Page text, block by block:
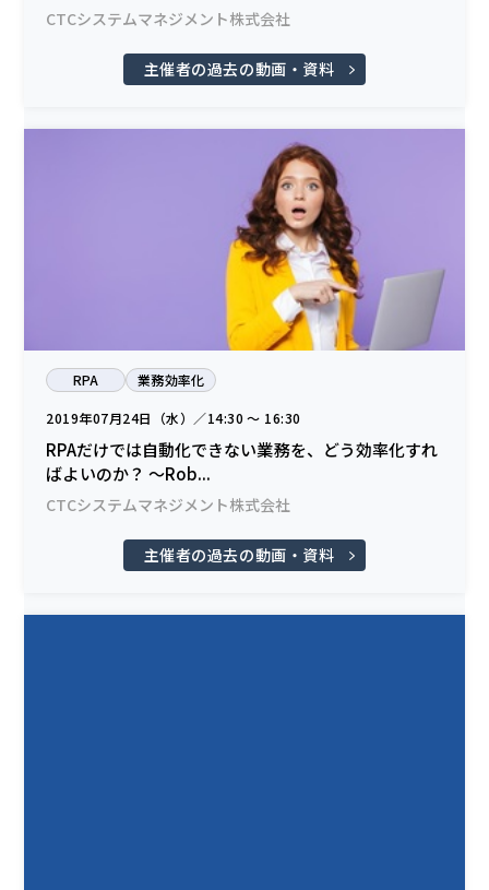
CTCシステムマネジメント株式会社
主催者の過去の動画・資料
RPA 業務効率化
2019年07月24日（水）／14:30 〜 16:30
RPAだけでは自動化できない業務を、どう効率化すれ
ばよいのか？ ～Rob...
CTCシステムマネジメント株式会社
主催者の過去の動画・資料